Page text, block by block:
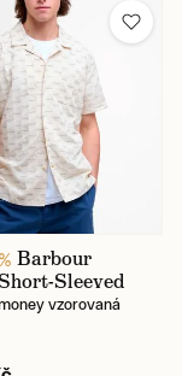
Barbour
Sleeved
vzorovaná